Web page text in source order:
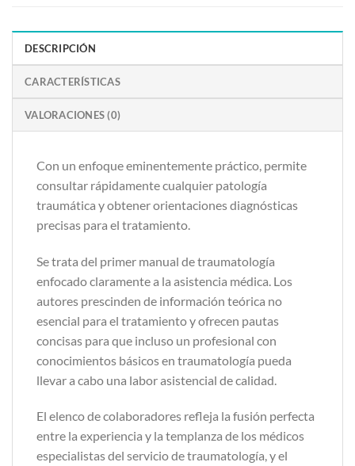
DESCRIPCIÓN
CARACTERÍSTICAS
VALORACIONES (0)
Con un enfoque eminentemente práctico, permite
consultar rápidamente cualquier patología
traumática y obtener orientaciones diagnósticas
precisas para el tratamiento.
Se trata del primer manual de traumatología
enfocado claramente a la asistencia médica. Los
autores prescinden de información teórica no
esencial para el tratamiento y ofrecen pautas
concisas para que incluso un profesional con
conocimientos básicos en traumatología pueda
llevar a cabo una labor asistencial de calidad.
El elenco de colaboradores refleja la fusión perfecta
entre la experiencia y la templanza de los médicos
especialistas del servicio de traumatología, y el